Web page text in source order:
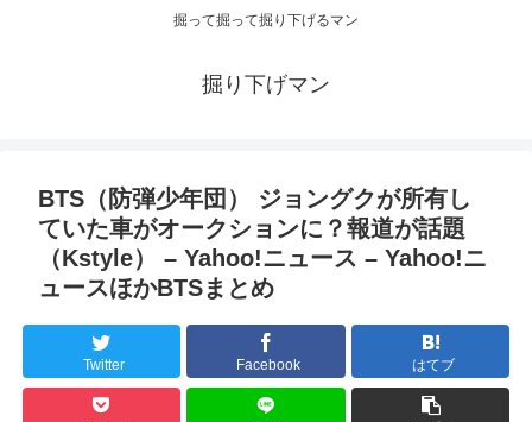
掘って掘って掘り下げるマン
掘り下げマン
BTS（防弾少年団） ジョングクが所有し
ていた車がオークションに？報道が話題
（Kstyle） – Yahoo!ニュース – Yahoo!ニ
ュースほかBTSまとめ
Twitter Facebook はてブ